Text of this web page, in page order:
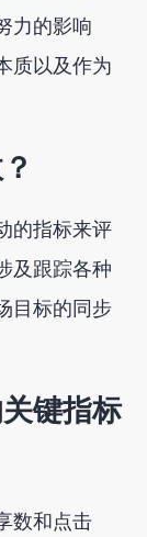
力的影响
质以及作为
的指标来评
及跟踪各种
目标的同步
键指标
数和点击